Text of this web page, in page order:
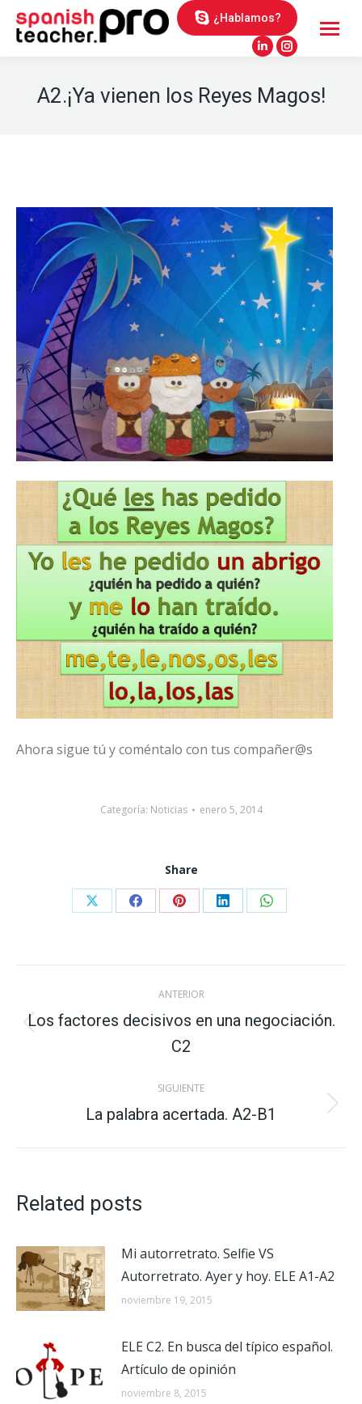
¿Hablamos?
Linkedin
opens
Instagram
opens
A2.¡Ya vienen los Reyes Magos!
Ahora sigue tú y coméntalo con tus compañer@s
Categoría: Noticias enero 5, 2014
Share
Share Share Share Share Share
Navegación
entre
publicaciones
ANTERIOR
anterior:
Los factores decisivos en una negociación.
C2
SIGUIENTE
Publicación
La palabra acertada. A2-B1
Related posts
Mi autorretrato. Selfie VS
Autorretrato. Ayer y hoy. ELE A1-A2
noviembre 19, 2015
ELE C2. En busca del típico español.
Artículo de opinión
noviembre 8, 2015